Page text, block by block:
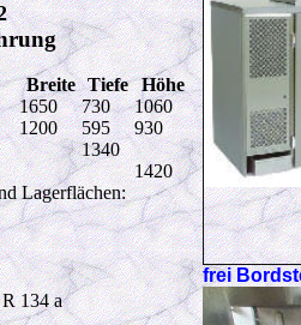
Breite
Tiefe
Höhe
1650 730
1060
1200 595
930
1340
1420
Lagerflächen:
134 a
frei